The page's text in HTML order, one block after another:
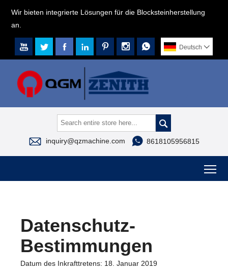
Wir bieten integrierte Lösungen für die Blocksteinherstellung
an.
       Deutsch 

 inquiry@qzmachine.com  8618105956815
Datenschutz-
Bestimmungen
Datum des Inkrafttretens: 18. Januar 2019